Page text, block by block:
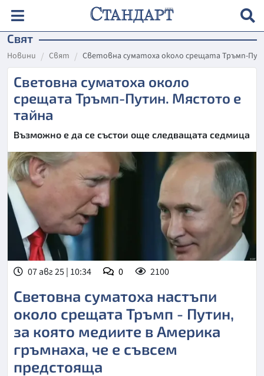
Свят
Новини Свят Световна суматоха около срещата Тръмп-
Световна суматоха около
срещата Тръмп-Путин. Мястото е
тайна
Възможно е да се състои още следващата седмица
07 авг 25 | 10:34 0 2100
Световна суматоха настъпи
около срещата Тръмп - Путин,
за която медиите в Америка
гръмнаха, че е съвсем
предстояща